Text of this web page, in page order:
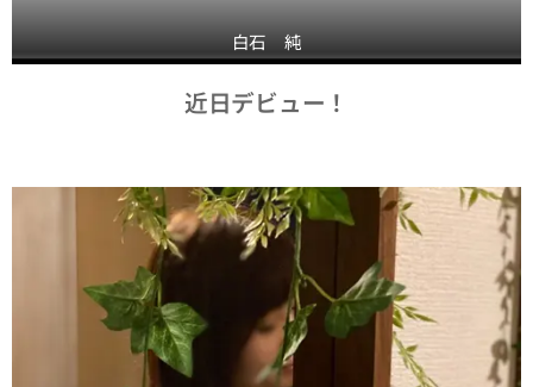
白石 純
近日デビュー！